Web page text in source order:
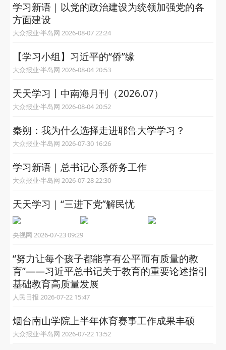
学习新语｜以党的政治建设为统领加强党的各
方面建设
大众报业·半岛网 2026-08-07 22:24
【学习小组】习近平的“侨”缘
大众报业·半岛网 2026-08-04 20:53
天天学习丨中南海月刊（2026.07）
大众报业·半岛网 2026-08-04 20:52
秦朔：我为什么选择走进耶鲁大学学习？
大众报业·半岛网 2026-07-30 16:26
学习新语｜总书记心系侨务工作
大众报业·半岛网 2026-07-28 22:30
天天学习｜“三进下党”解民忧
央视网 2026-07-23 09:29
“努力让每个孩子都能享有公平而有质量的教
育”——习近平总书记关于教育的重要论述指引
基础教育高质量发展
人民日报 2026-07-22 15:47
烟台南山学院上半年体育赛事工作成果丰硕
大众报业·半岛网 2026-07-22 13:52